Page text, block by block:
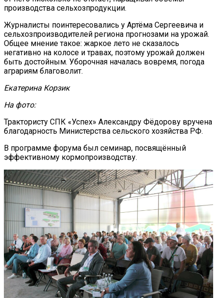
производства сельхозпродукции.
Журналисты поинтересовались у Артёма Сергеевича и
сельхозпроизводителей региона прогнозами на урожай.
Общее мнение такое: жаркое лето не сказалось
негативно на колосе и травах, поэтому урожай должен
быть достойным. Уборочная началась вовремя, погода
аграриям благоволит.
Екатерина Корзик
На фото:
Трактористу СПК «Успех» Александру Фёдорову вручена
благодарность Министерства сельского хозяйства РФ.
В программе форума был семинар, посвящённый
эффективному кормопроизводству.